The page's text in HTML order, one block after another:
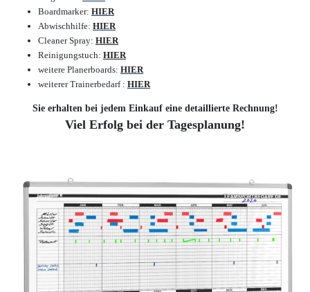
Boardmarker: HIER
Abwischhilfe: HIER
Cleaner Spray: HIER
Reinigungstuch: HIER
weitere Planerboards: HIER
weiterer Trainerbedarf : HIER
Sie erhalten bei jedem Einkauf eine detaillierte Rechnung!
Viel Erfolg bei der Tagesplanung!